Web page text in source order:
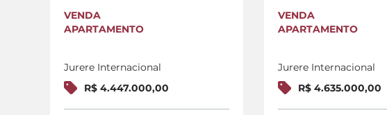
VENDA
APARTAMENTO
Jurere Internacional
R$ 4.447.000,00
VENDA
APARTAMENTO
Jurere Internacional
R$ 4.635.000,00